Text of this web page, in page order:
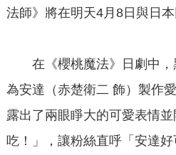
法師》將在明天4月8日與日本
在《櫻桃魔法》日劇中，
為安達（赤楚衛二 飾）製作
露出了兩眼睜大的可愛表情
吃！」，讓粉絲直呼「安達